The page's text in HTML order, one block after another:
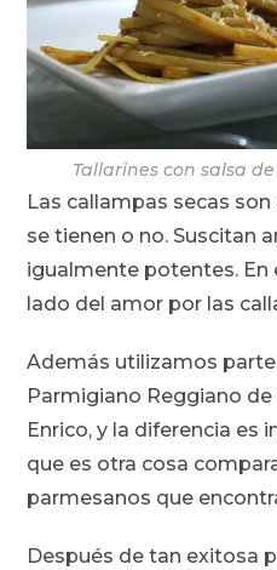
Tallarines con salsa
Las callampas secas
se tienen o no. Suscitan
igualmente potentes. En
lado del amor por las
Además utilizamos
Parmigiano Reggiano
Enrico, y la diferencia es
que es otra cosa
parmesanos que
Después de tan exitosa